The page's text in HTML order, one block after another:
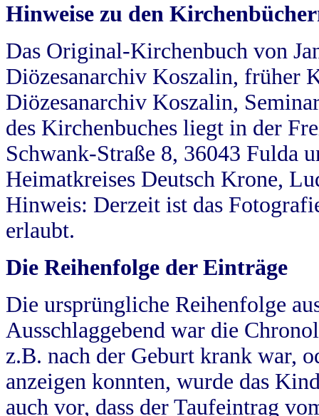
Hinweise zu den
Das Original-Kirchenbuch von
Diözesanarchiv Koszalin, früher
Diözesanarchiv Koszalin,
des Kirchenbuches liegt in der
Schwank-Straße 8, 36043 Fulda
Heimatkreises Deutsch Krone,
Hinweis: Derzeit ist das
erlaubt.
Die Reihenfolge der Einträge
Die ursprüngliche Reihenfolge
Ausschlaggebend war die
z.B. nach der Geburt krank war,
anzeigen konnten, wurde das
auch vor, dass der Taufeintrag